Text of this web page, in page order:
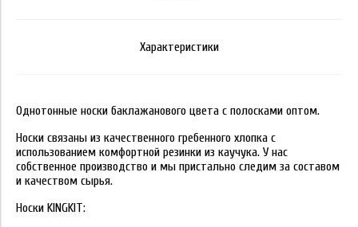
Характеристики
Однотонные носки баклажанового цвета с полосками оптом.
Носки связаны из качественного гребенного хлопка с
использованием комфортной резинки из каучука. У нас
собственное производство и мы пристально следим за составом
и качеством сырья.
Носки KINGKIT: